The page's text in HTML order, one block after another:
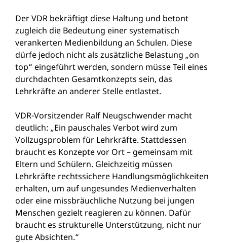
Der VDR bekräftigt diese Haltung und betont
zugleich die Bedeutung einer systematisch
verankerten Medienbildung an Schulen. Diese
dürfe jedoch nicht als zusätzliche Belastung „on
top“ eingeführt werden, sondern müsse Teil eines
durchdachten Gesamtkonzepts sein, das
Lehrkräfte an anderer Stelle entlastet.
VDR-Vorsitzender Ralf Neugschwender macht
deutlich: „Ein pauschales Verbot wird zum
Vollzugsproblem für Lehrkräfte. Stattdessen
braucht es Konzepte vor Ort – gemeinsam mit
Eltern und Schülern. Gleichzeitig müssen
Lehrkräfte rechtssichere Handlungsmöglichkeiten
erhalten, um auf ungesundes Medienverhalten
oder eine missbräuchliche Nutzung bei jungen
Menschen gezielt reagieren zu können. Dafür
braucht es strukturelle Unterstützung, nicht nur
gute Absichten.“